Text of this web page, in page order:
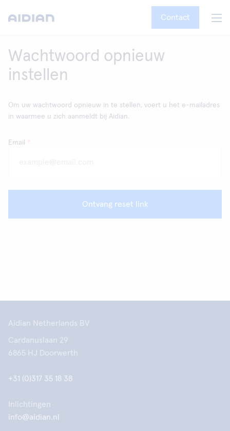
Contact
Wachtwoord opnieuw
instellen
Om uw wachtwoord opnieuw in te stellen, voert u het e-mailadres
in waarmee u zich aanmeldt bij Aidian.
Email *
Ontvang reset link
Aidian Netherlands BV
Cardanuslaan 29
6865 HJ Doorwerth
+31 (0)317 35 18 38
Inlichtingen
info@aidian.nl